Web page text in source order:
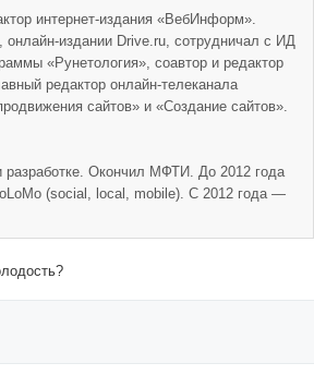
интернет-издания «ВебИнформ».
издании Drive.ru, сотрудничал с ИД
«Рунетология», соавтор и редактор
редактор онлайн-телеканала
сайтов» и «Создание сайтов».
разработке. Окончил МФТИ. До 2012 года
(social, local, mobile). С 2012 года —